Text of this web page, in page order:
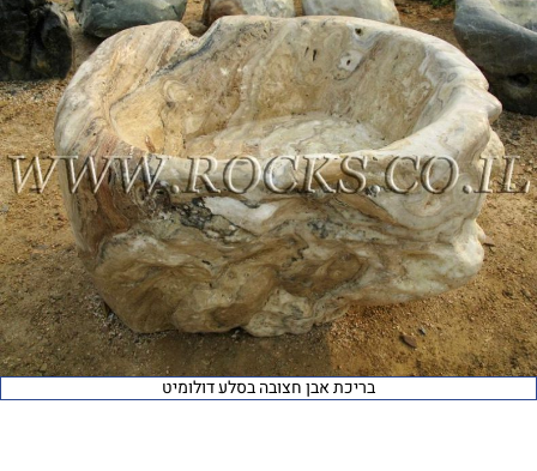
בריכת אבן חצובה בסלע דולומיט